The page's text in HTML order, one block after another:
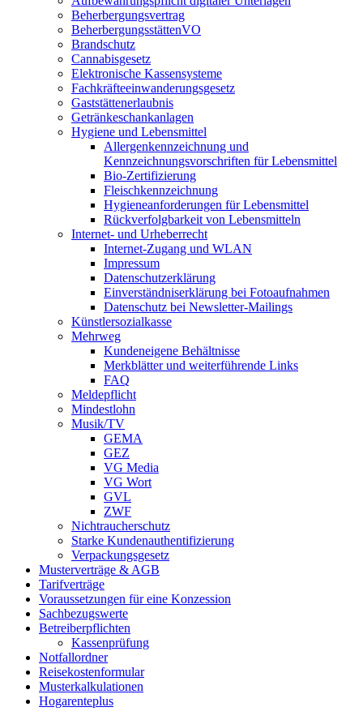
Beherbergungsvertrag
BeherbergungsstättenVO
Brandschutz
Cannabisgesetz
Elektronische Kassensysteme
Fachkräfteeinwanderungsgesetz
Gaststättenerlaubnis
Getränkeschankanlagen
Hygiene und Lebensmittel
Allergenkennzeichnung und
Kennzeichnungsvorschriften für Lebensmittel
Bio-Zertifizierung
Fleischkennzeichnung
Hygieneanforderungen für Lebensmittel
Rückverfolgbarkeit von Lebensmitteln
Internet- und Urheberrecht
Internet-Zugang und WLAN
Impressum
Datenschutzerklärung
Einverständniserklärung bei Fotoaufnahmen
Datenschutz bei Newsletter-Mailings
Künstlersozialkasse
Mehrweg
Kundeneigene Behältnisse
Merkblätter und weiterführende Links
FAQ
Meldepflicht
Mindestlohn
Musik/TV
GEMA
GEZ
VG Media
VG Wort
GVL
ZWF
Nichtraucherschutz
Starke Kundenauthentifizierung
Verpackungsgesetz
Musterverträge & AGB
Tarifverträge
Voraussetzungen für eine Konzession
Sachbezugswerte
Betreiberpflichten
Kassenprüfung
Notfallordner
Reisekostenformular
Musterkalkulationen
Hogarenteplus